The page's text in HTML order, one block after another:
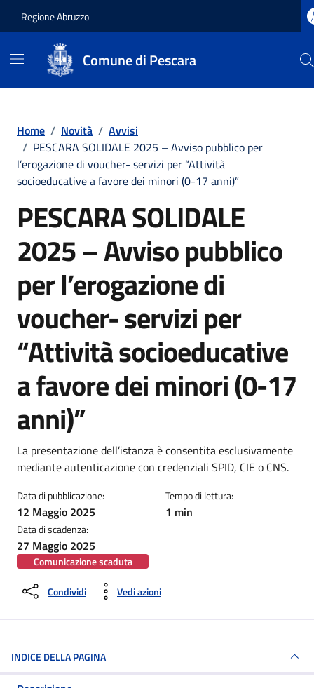
Regione Abruzzo
Comune di Pescara
Home / Novità / Avvisi
/ PESCARA SOLIDALE 2025 – Avviso pubblico per
l’erogazione di voucher- servizi per “Attività
socioeducative a favore dei minori (0-17 anni)”
PESCARA SOLIDALE
2025 – Avviso pubblico
per l’erogazione di
voucher- servizi per
“Attività socioeducative
a favore dei minori (0-17
anni)”
Dettagli della notizia
La presentazione dell’istanza è consentita esclusivamente
mediante autenticazione con credenziali SPID, CIE o CNS.
Data di pubblicazione:
12 Maggio 2025
Data di scadenza:
27 Maggio 2025
Comunicazione scaduta
Tempo di lettura:
1 min
Condividi Vedi azioni
INDICE DELLA PAGINA